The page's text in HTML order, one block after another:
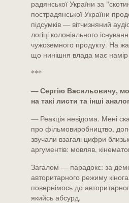
радянської України за
пострадянської України
підсумків — вітчизняний
логіці колоніального
чужоземного продукту. На
що нинішня влада має
***
— Сергію Васильовичу,
на такі листи та інші
— Реакція невідома. Мені
про фільмовиробництво,
звучали взагалі цифри
аргументів: мовляв,
Загалом — парадокс: за
авторитарного режиму
повернімось до
якийсь абсурд.